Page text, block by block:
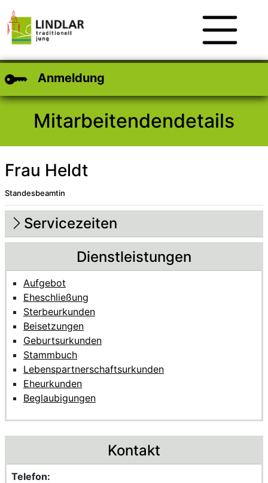
Anmeldung
Mitarbeitendendetails
Frau Heldt
Standesbeamtin
Beschreibung
Beschreibung Intern
Servicezeiten
Dienstleistungen
Aufgebot
Eheschließung
Sterbeurkunden
Beisetzungen
Geburtsurkunden
Stammbuch
Lebenspartnerschaftsurkunden
Eheurkunden
Beglaubigungen
Kontakt
Telefon: